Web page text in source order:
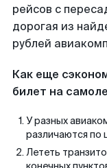
рейсов с
дорогая из
рублей
Как еще
билет на
У разных
различаются по
Лететь